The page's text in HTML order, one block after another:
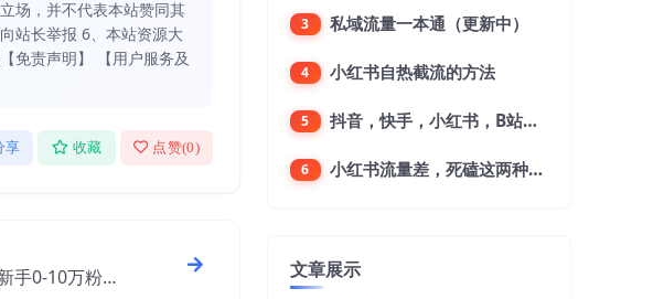
场，并不代表本站赞同其
站长举报 6、本站资源大
免责声明】 【用户服务及
享 收藏 点赞(0)
手0-10万粉
3 私域流量一本通（更新中）
4 小红书自热截流的方法
5 抖音，快手，小红书，B站，微博，微信公众号，微信视频号。每一个平台，都是不一样的机会，对应不一样的赚钱思路
6 小红书流量差，死磕这两种笔记就好
文章展示